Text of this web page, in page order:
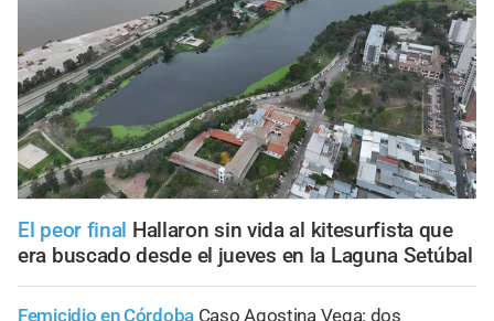
El peor final Hallaron sin vida al kitesurfista que
era buscado desde el jueves en la Laguna Setúbal
Femicidio en Córdoba Caso Agostina Vega: dos